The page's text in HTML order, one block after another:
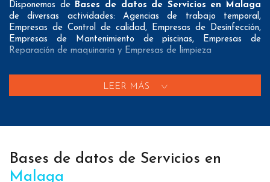
Disponemos de Bases de datos de Servicios en Malaga
de diversas actividades: Agencias de trabajo temporal,
Empresas de Control de calidad, Empresas de Desinfección,
Empresas de Mantenimiento de piscinas, Empresas de
Reparación de maquinaria y Empresas de limpieza
contacto que pueden resultar interesantes a nuestros clientes:
incluyendo dirección, localidad, provincia y código postal para
A nivel deteléfonosnuestros/as Listados de empresas de
Servicios en Malaga aportan tanto teléfonos fijos como
LEER MÁS
Bases de datos de Servicios en
Malaga